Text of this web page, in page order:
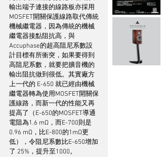
輸出端子連接的線路板亦採用
MOSFET開關保護線路取代傳統
機械繼電器，因為傳統的機械
繼電器接點阻抗高，與
Accuphase的超高阻尼系數設
計目標有所衝突，如果要得到
高阻尼系數，就要把擴音機的
輸出阻抗做到很低。其實廠方
上一代的 E-650 就已經由機械
繼電器轉為使用MOSFET開關保
護線路，而新一代的性能又再
提高了（E-650的MOSFET導通
電阻為1.6 mΩ，而E-700則是
0.96 mΩ，比E-800的1mΩ更
低），令阻尼系數比E-650增加
了 25%，提升至1000。